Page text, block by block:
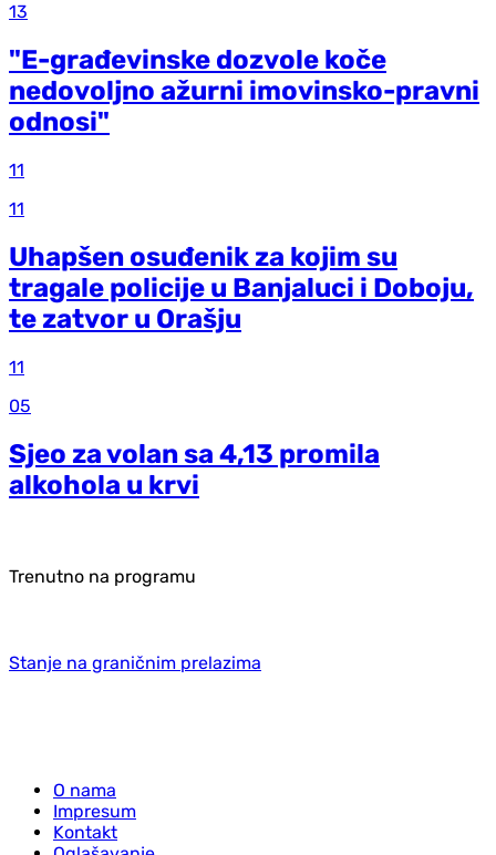
13
"E-građevinske dozvole koče
nedovoljno ažurni imovinsko-pravni
odnosi"
11
11
Uhapšen osuđenik za kojim su
tragale policije u Banjaluci i Doboju,
te zatvor u Orašju
11
05
Sjeo za volan sa 4,13 promila
alkohola u krvi
Trenutno na programu
Stanje na graničnim prelazima
O nama
Impresum
Kontakt